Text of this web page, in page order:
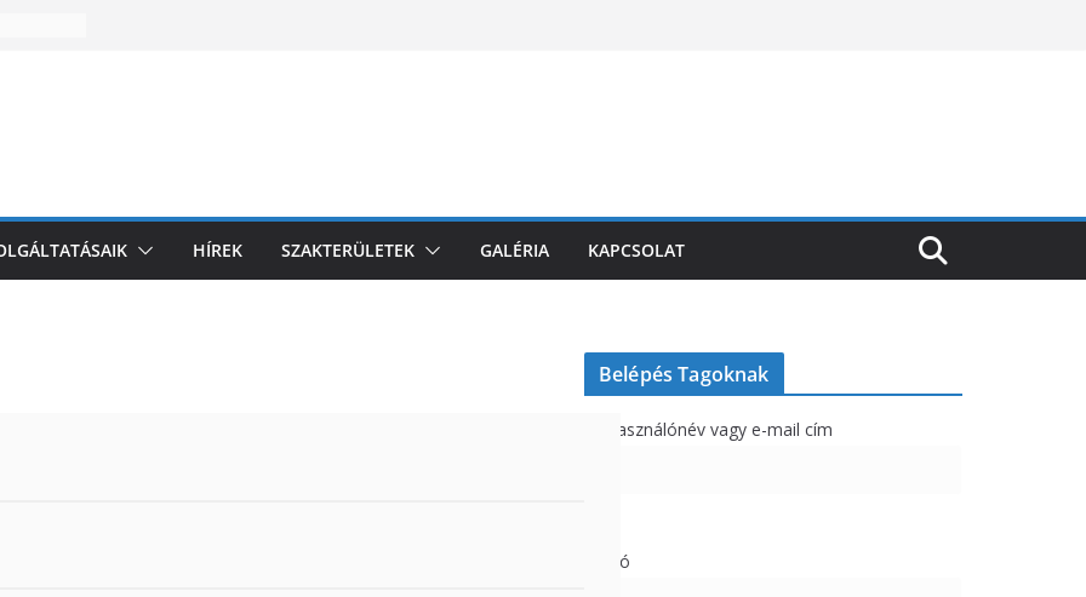
EU-
HÍREK SZAKTERÜLETEK GALÉRIA KAPCSOLAT
Belépés Tagoknak
Felhasználónév vagy e-mail cím
Jelszó